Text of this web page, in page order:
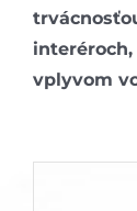
vplyvom